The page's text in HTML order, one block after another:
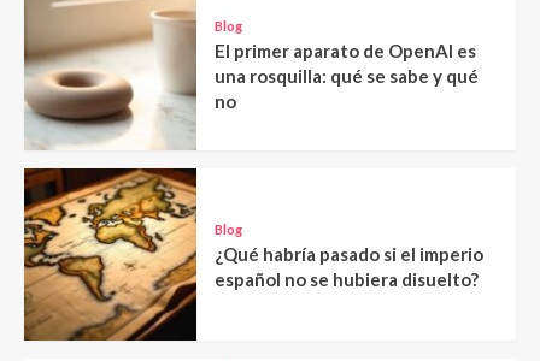
Blog
El primer aparato de OpenAI es
una rosquilla: qué se sabe y qué
no
Blog
¿Qué habría pasado si el imperio
español no se hubiera disuelto?